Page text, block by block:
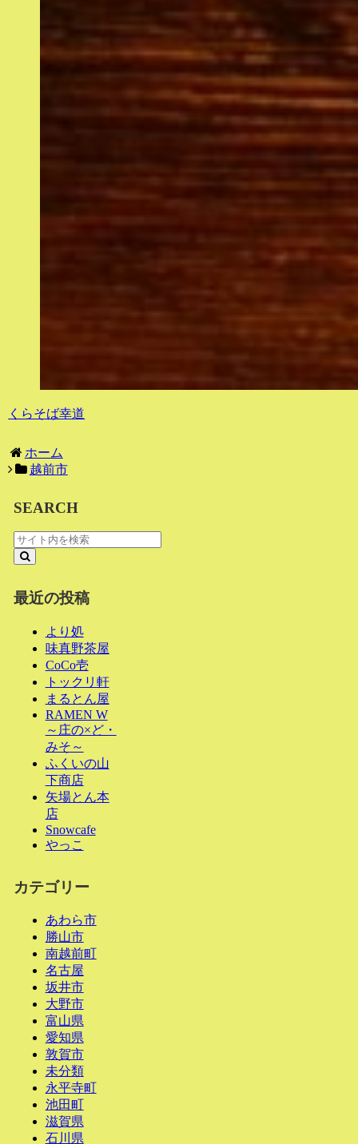
くらそば幸道
ホーム
越前市
SEARCH
最近の投稿
より処
味真野茶屋
CoCo壱
トックリ軒
まるとん屋
RAMEN W
～庄の×ど・
みそ～
ふくいの山
下商店
矢場とん本
店
Snowcafe
やっこ
カテゴリー
あわら市
勝山市
南越前町
名古屋
坂井市
大野市
富山県
愛知県
敦賀市
未分類
永平寺町
池田町
滋賀県
石川県